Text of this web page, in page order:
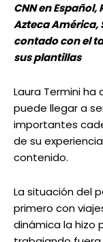
CNN en
Azteca América,
contado con el
sus plantillas
Laura Termini
puede llegar a
importantes
de su
contenido.
La situación del
primero con
dinámica la hizo